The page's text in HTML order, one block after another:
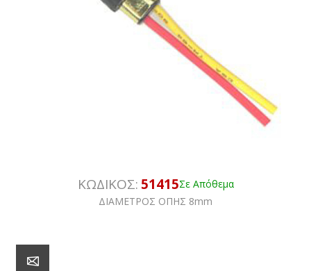
ΚΩΔΙΚΟΣ: 51415Σε Απόθεμα
ΔΙΑΜΕΤΡΟΣ ΟΠΗΣ 8mm